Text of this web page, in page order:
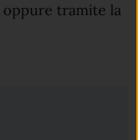
oppure tramite la